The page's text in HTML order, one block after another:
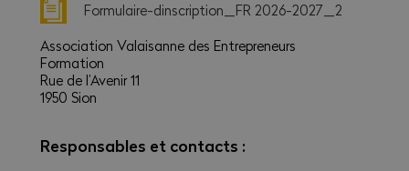
Formulaire-dinscription_FR 2026-2027_2
Association Valaisanne des Entrepreneurs
Formation
Rue de l’Avenir 11
1950 Sion
Responsables et contacts :